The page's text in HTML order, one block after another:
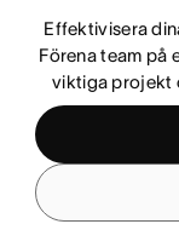
Effektivisera
Förena team på
viktiga projekt